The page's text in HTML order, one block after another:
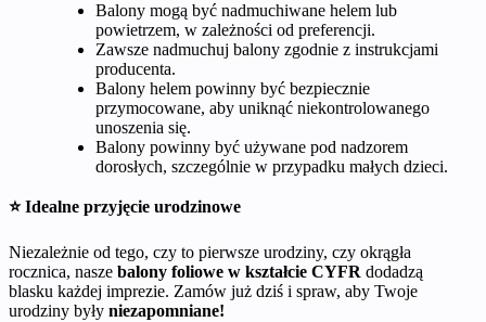
Balony mogą być nadmuchiwane helem lub
powietrzem, w zależności od preferencji.
Zawsze nadmuchuj balony zgodnie z instrukcjami
producenta.
Balony helem powinny być bezpiecznie
przymocowane, aby uniknąć niekontrolowanego
unoszenia się.
Balony powinny być używane pod nadzorem
dorosłych, szczególnie w przypadku małych dzieci.
⭐ Idealne przyjęcie urodzinowe
Niezależnie od tego, czy to pierwsze urodziny, czy okrągła
rocznica, nasze balony foliowe w kształcie CYFR dodadzą
blasku każdej imprezie. Zamów już dziś i spraw, aby Twoje
urodziny były niezapomniane!